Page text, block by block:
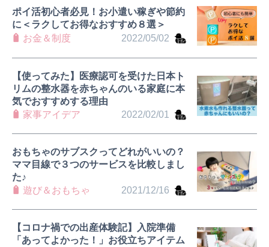
2022/05/02
ポイ活初心者必見！お小遣い稼ぎや節約
に＜ラクしてお得なおすすめ８選＞
お金＆制度
2022/02/01
【使ってみた】医療認可を受けた日本ト
リムの整水器を赤ちゃんのいる家庭に本
気でおすすめする理由
家事アイデア
2021/12/16
おもちゃのサブスクってどれがいいの？
ママ目線で３つのサービスを比較しまし
た♪
遊び＆おもちゃ
【コロナ禍での出産体験記】入院準備
「あってよかった！」お役立ちアイテム